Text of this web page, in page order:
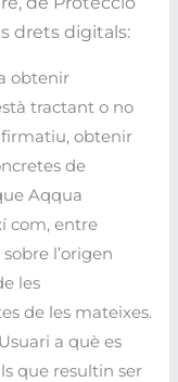
drets digitals:
obtenir
tractant o no
obtenir
de
Aqqua
com, entre
l’origen
les
de les mateixes.
a què es
que resultin ser